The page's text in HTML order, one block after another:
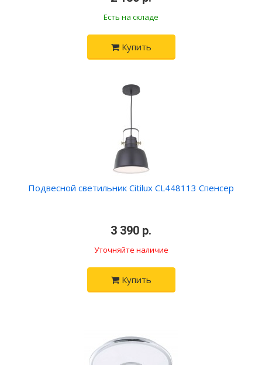
Есть на складе
Купить
Подвесной светильник Citilux CL448113 Спенсер
3 390 р.
Уточняйте наличие
Купить